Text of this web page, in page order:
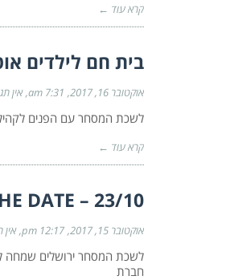
קרא עוד ←
בית חם לילדים
אוקטובר 16, 2017 7:31 am אין
לשכת המסחר עם הפנים
קרא עוד ←
DATE – 23/10
אוקטובר 15, 2017 12:17 pm אין
חברת